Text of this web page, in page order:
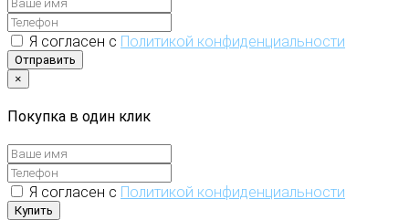
Я согласен с Политикой конфиденциальности
Отправить
×
Покупка в один клик
Я согласен с Политикой конфиденциальности
Купить